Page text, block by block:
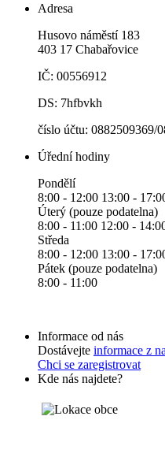
Adresa
Husovo náměstí 183
403 17 Chabařovice
IČ: 00556912
DS: 7hfbvkh
číslo účtu: 0882509369/
Úřední hodiny
Pondělí
8:00 - 12:00 13:00 -
Úterý (pouze podatelna)
8:00 - 11:00 12:00 -
Středa
8:00 - 12:00 13:00 -
Pátek (pouze podatelna)
8:00 - 11:00
Informace od nás
Dostávejte informace z
Chci se zaregistrovat
Kde nás najdete?